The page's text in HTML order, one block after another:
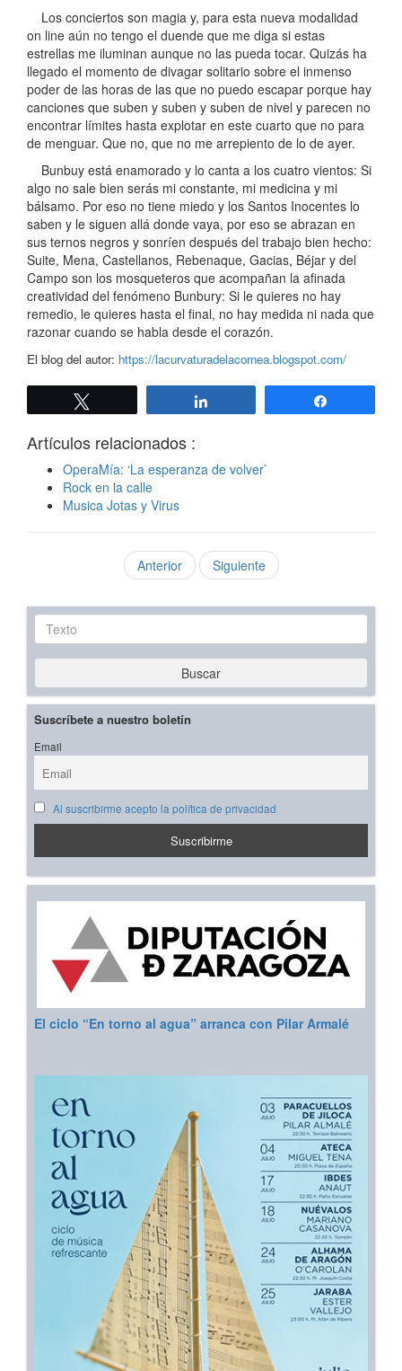
Los conciertos son magia y, para esta nueva modalidad
on line aún no tengo el duende que me diga si estas
estrellas me iluminan aunque no las pueda tocar. Quizás ha
llegado el momento de divagar solitario sobre el inmenso
poder de las horas de las que no puedo escapar porque hay
canciones que suben y suben y suben de nivel y parecen no
encontrar límites hasta explotar en este cuarto que no para
de menguar. Que no, que no me arrepiento de lo de ayer.
Bunbuy está enamorado y lo canta a los cuatro vientos: Si
algo no sale bien serás mi constante, mi medicina y mi
bálsamo. Por eso no tiene miedo y los Santos Inocentes lo
saben y le siguen allá donde vaya, por eso se abrazan en
sus ternos negros y sonríen después del trabajo bien hecho:
Suite, Mena, Castellanos, Rebenaque, Gacias, Béjar y del
Campo son los mosqueteros que acompañan la afinada
creatividad del fenómeno Bunbury: Si le quieres no hay
remedio, le quieres hasta el final, no hay medida ni nada que
razonar cuando se habla desde el corazón.
El blog del autor: https://lacurvaturadelacornea.blogspot.com/
Artículos relacionados :
OperaMía: ‘La esperanza de volver’
Rock en la calle
Musica Jotas y Virus
Anterior Siguiente
Texto
Buscar
Suscríbete a nuestro boletín
Email
Al suscribirme acepto la política de privacidad
El ciclo “En torno al agua” arranca con Pilar Armalé